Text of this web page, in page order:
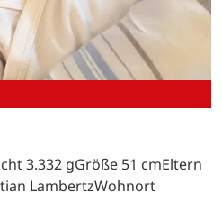
3.332 gGröße 51 cmEltern
LambertzWohnort